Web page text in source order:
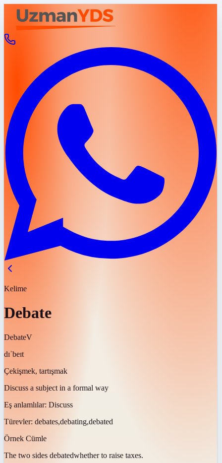
Kelime
Debate
DebateV
dɪˈbeɪt
Çekişmek, tartışmak
Discuss a subject in a formal way
Eş anlamlılar: Discuss
Türevler: debates,debating,debated
Örnek Cümle
The two sides debatedwhether to raise taxes.